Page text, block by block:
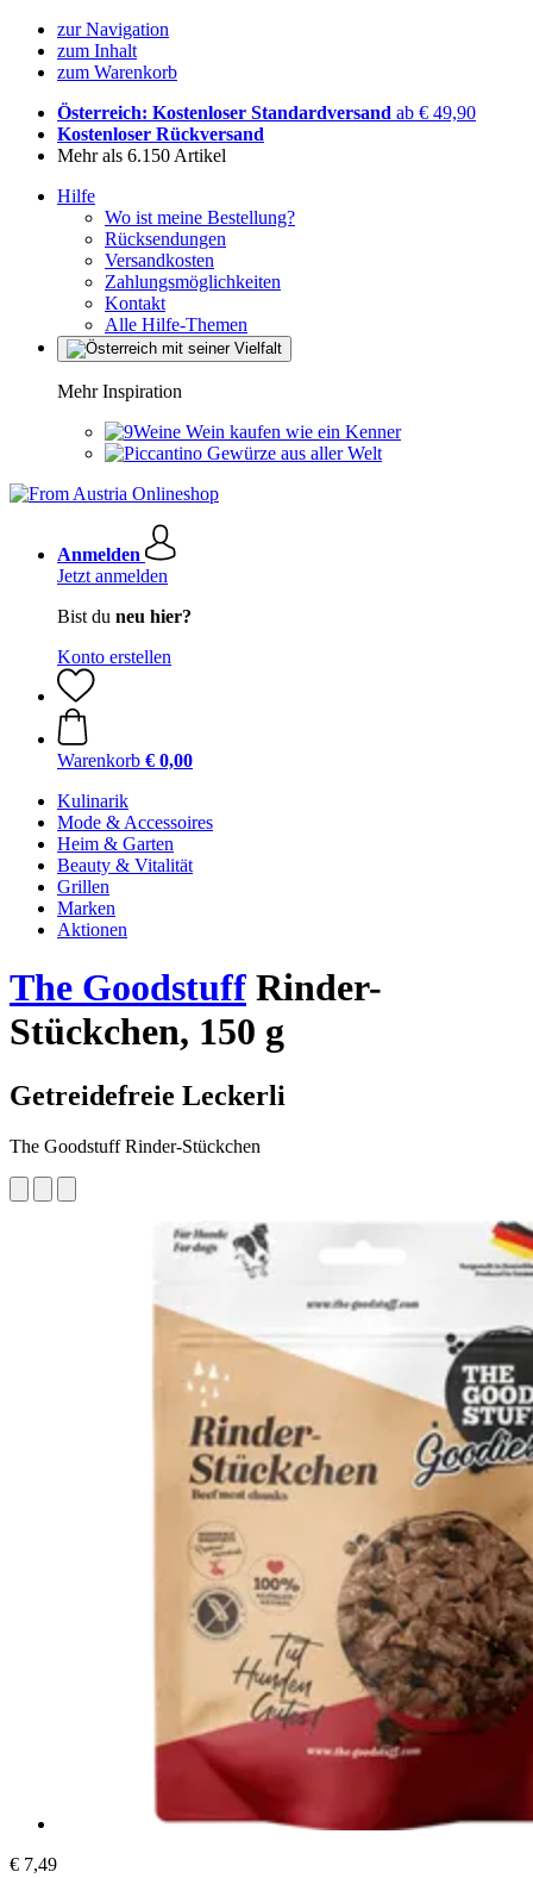
zur Navigation
zum Inhalt
zum Warenkorb
Österreich: Kostenloser Standardversand ab € 49,90
Kostenloser Rückversand
Mehr als 6.150 Artikel
Hilfe
Wo ist meine Bestellung?
Rücksendungen
Versandkosten
Zahlungsmöglichkeiten
Kontakt
Alle Hilfe-Themen
Mehr Inspiration
Wein kaufen wie ein Kenner
Gewürze aus aller Welt
Anmelden
Jetzt anmelden
Bist du neu hier?
Konto erstellen
Warenkorb € 0,00
Kulinarik
Mode & Accessoires
Heim & Garten
Beauty & Vitalität
Grillen
Marken
Aktionen
The Goodstuff Rinder-
Stückchen, 150 g
Getreidefreie Leckerli
The Goodstuff Rinder-Stückchen
€ 7,49